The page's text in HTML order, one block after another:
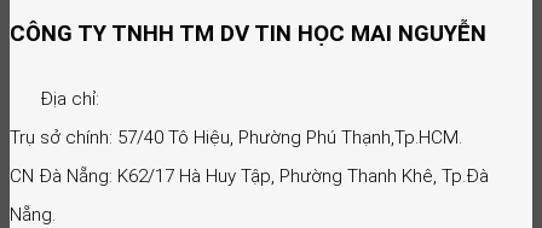
CÔNG TY TNHH TM DV TIN HỌC MAI NGUYỄN
Địa chỉ:
Trụ sở chính: 57/40 Tô Hiệu, Phường Phú Thạnh,Tp.HCM.
CN Đà Nẵng: K62/17 Hà Huy Tập, Phường Thanh Khê, Tp.Đà
Nẵng.